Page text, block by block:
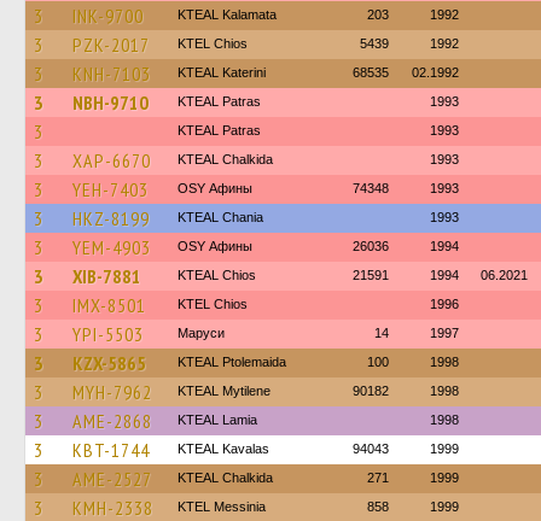
3 INK-9700 KTEAL Kalamata 203 1992
3 PZK-2017 KTEL Chios 5439 1992
3 KNH-7103 KTEAL Katerini 68535 02.1992
3 NBH-9710 KTEAL Patras 1993
3 KTEAL Patras 1993
3 XAP-6670 KTEAL Chalkida 1993
3 YEH-7403 OSY Афины 74348 1993
3 HKZ-8199 KTEAL Chania 1993
3 YEM-4903 OSY Афины 26036 1994
3 XIB-7881 KTEAL Chios 21591 1994 06.2021
3 IMX-8501 KTEL Chios 1996
3 YPI-5503 Маруси 14 1997
3 KZX-5865 KTEAL Ptolemaida 100 1998
3 MYH-7962 KTEAL Mytilene 90182 1998
3 AME-2868 KTEAL Lamia 1998
3 KBT-1744 KTEAL Kavalas 94043 1999
3 AME-2527 KTEAL Chalkida 271 1999
3 KMH-2338 KTEL Messinia 858 1999